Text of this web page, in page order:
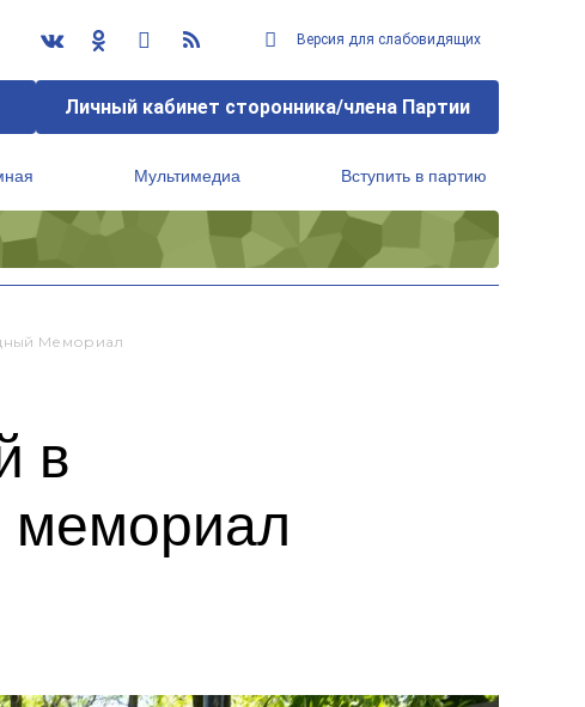
Версия для слабовидящих
Личный кабинет сторонника/члена Партии
Мультимедиа Вступить в партию
Мемориал
в
мемориал